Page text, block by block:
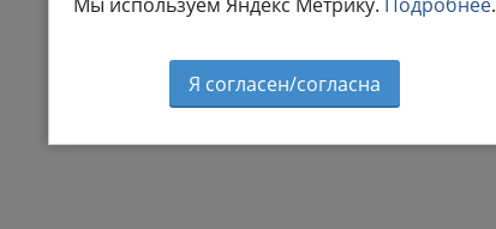
Я согласен/согласна